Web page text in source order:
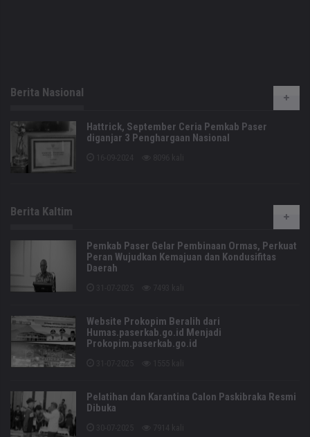
Berita Nasional
Hattrick, September Ceria Pemkab Paser
diganjar 3 Penghargaan Nasional
Berita Kaltim
Pemkab Paser Gelar Pembinaan Ormas, Perkuat
Peran Wujudkan Kemajuan dan Kondusifitas
Daerah
Website Prokopim Beralih dari
Humas.paserkab.go.id Menjadi
Prokopim.paserkab.go.id
Pelatihan dan Karantina Calon Paskibraka Resmi
Dibuka